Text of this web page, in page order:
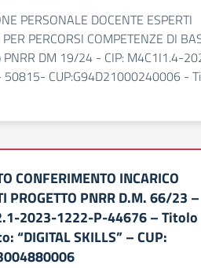
PERSONALE DOCENTE ESPERTI
PERCORSI COMPETENZE DI
PNRR DM 19/24 - CIP: M4C1I1.4-
CUP:G94D21000240006 -
CONFERIMENTO INCARICO
PROGETTO PNRR D.M. 66/23 –
2023-1222-P-44676 – Titolo
“DIGITAL SKILLS” – CUP: